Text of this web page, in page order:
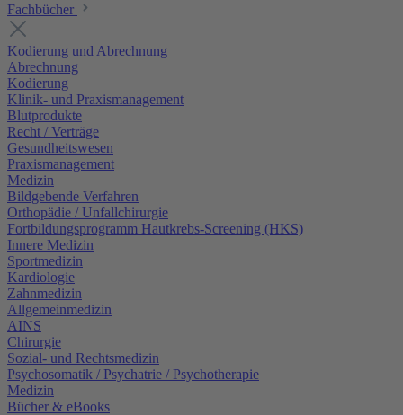
Fachbücher
Kodierung und Abrechnung
Abrechnung
Kodierung
Klinik- und Praxismanagement
Blutprodukte
Recht / Verträge
Gesundheitswesen
Praxismanagement
Medizin
Bildgebende Verfahren
Orthopädie / Unfallchirurgie
Fortbildungsprogramm Hautkrebs-Screening (HKS)
Innere Medizin
Sportmedizin
Kardiologie
Zahnmedizin
Allgemeinmedizin
AINS
Chirurgie
Sozial- und Rechtsmedizin
Psychosomatik / Psychatrie / Psychotherapie
Medizin
Bücher & eBooks